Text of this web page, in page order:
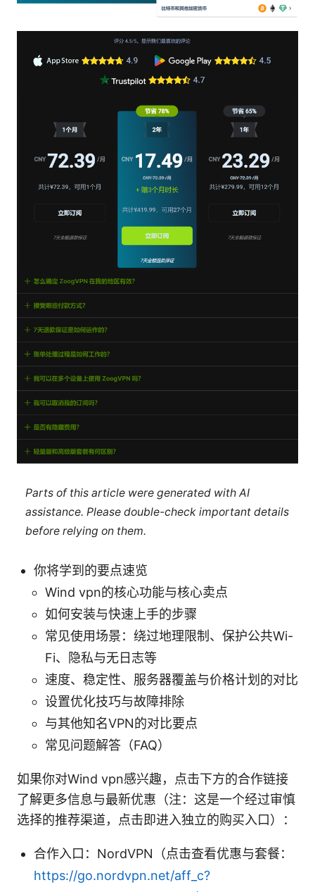
Parts of this article were generated with AI
assistance. Please double-check important details
before relying on them.
你将学到的要点速览
Wind vpn的核心功能与核心卖点
如何安装与快速上手的步骤
常见使用场景：绕过地理限制、保护公共Wi-
Fi、隐私与无日志等
速度、稳定性、服务器覆盖与价格计划的对比
设置优化技巧与故障排除
与其他知名VPN的对比要点
常见问题解答（FAQ）
如果你对Wind vpn感兴趣，点击下方的合作链接
了解更多信息与最新优惠（注：这是一个经过审慎
选择的推荐渠道，点击即进入独立的购买入口）：
合作入口：NordVPN（点击查看优惠与套餐：
https://go.nordvpn.net/aff_c?